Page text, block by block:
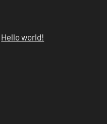
Hello world!